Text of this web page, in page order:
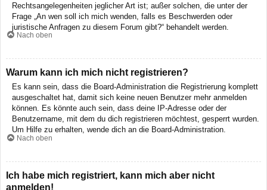
Rechtsangelegenheiten jeglicher Art ist; außer solchen, die unter der
Frage „An wen soll ich mich wenden, falls es Beschwerden oder
juristische Anfragen zu diesem Forum gibt?“ behandelt werden.
Nach oben
Warum kann ich mich nicht registrieren?
Es kann sein, dass die Board-Administration die Registrierung komplett
ausgeschaltet hat, damit sich keine neuen Benutzer mehr anmelden
können. Es könnte auch sein, dass deine IP-Adresse oder der
Benutzername, mit dem du dich registrieren möchtest, gesperrt wurden.
Um Hilfe zu erhalten, wende dich an die Board-Administration.
Nach oben
Ich habe mich registriert, kann mich aber nicht
anmelden!